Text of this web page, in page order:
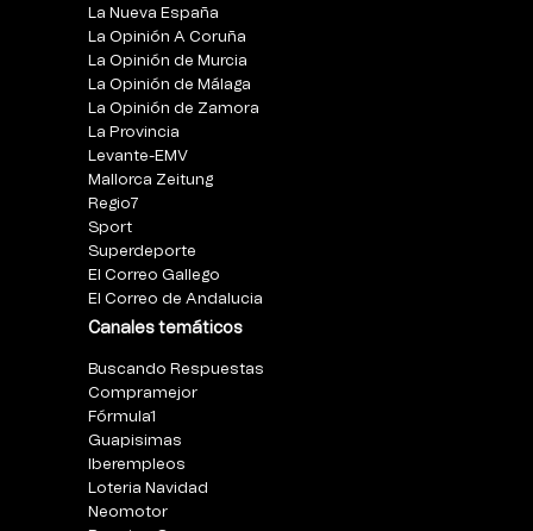
La Nueva España
La Opinión A Coruña
La Opinión de Murcia
La Opinión de Málaga
La Opinión de Zamora
La Provincia
Levante-EMV
Mallorca Zeitung
Regio7
Sport
Superdeporte
El Correo Gallego
El Correo de Andalucia
Canales temáticos
Buscando Respuestas
Compramejor
Fórmula1
Guapisimas
Iberempleos
Loteria Navidad
Neomotor